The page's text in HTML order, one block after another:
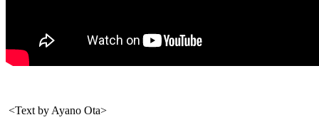
<Text by Ayano Ota>